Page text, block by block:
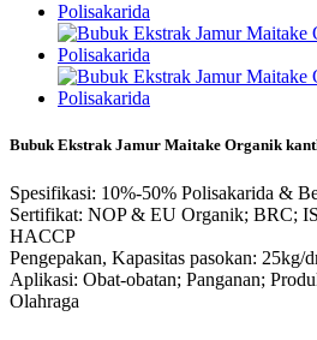
Bubuk Ekstrak Jamur Maitake Organik
Spesifikasi: 10%-50% Polisakarida &
Sertifikat: NOP & EU Organik; BRC;
HACCP
Pengepakan, Kapasitas pasokan: 25kg/
Aplikasi: Obat-obatan; Panganan;
Olahraga